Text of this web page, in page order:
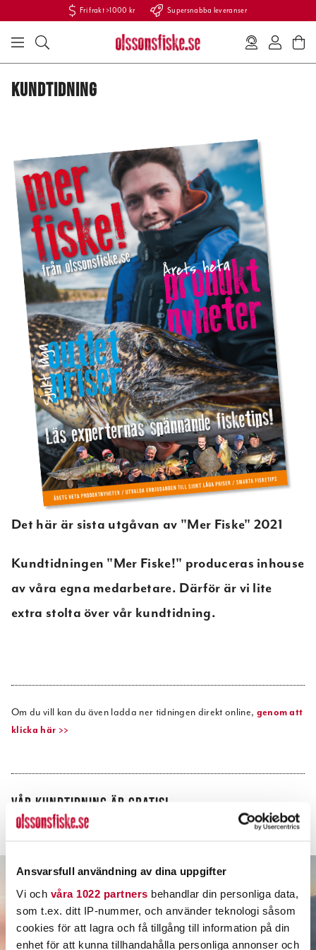
Ansvarsfull användning av dina uppgifter
Vi och våra 1022 partners behandlar din personliga data,
som t.ex. ditt IP-nummer, och använder teknologi såsom
cookies för att lagra och få tillgång till information på din
enhet för att kunna tillhandahålla personliga annonser och
Fri frakt >1000 kr Supersnabba leveranser
KUNDTIDNING
Det här är sista utgåvan av "Mer Fiske" 2021
Kundtidningen "Mer Fiske!" produceras inhouse
av våra egna medarbetare. Därför är vi lite
extra stolta över vår kundtidning.
Om du vill kan du även ladda ner tidningen direkt online, genom att
klicka här >>
VÅR KUNDTIDNING ÄR GRATIS!